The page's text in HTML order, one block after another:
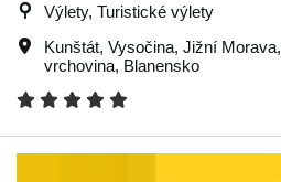
Výlety, Turistické výlety
Kunštát, Vysočina, Jižní Morava,
vrchovina, Blanensko